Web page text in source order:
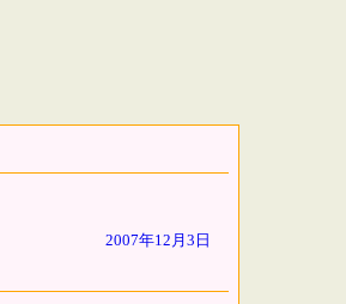
2007年12月3日